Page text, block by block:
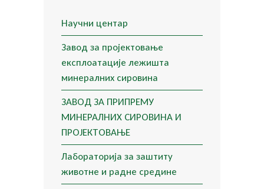
Научни центар
Завод за пројектовање
експлоатације лежишта
минералних сировина
ЗАВОД ЗА ПРИПРЕМУ
МИНЕРАЛНИХ СИРОВИНА И
ПРОЈЕКТОВАЊЕ
Лабораторија за заштиту
животне и радне средине